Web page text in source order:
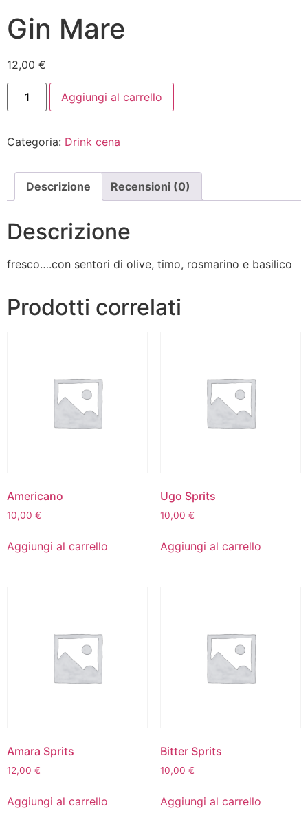
Gin Mare
12,00 €
Aggiungi al carrello
Categoria: Drink cena
Descrizione Recensioni (0)
Descrizione
fresco….con sentori di olive, timo, rosmarino e basilico
Prodotti correlati
Americano
10,00 €
Aggiungi al carrello
Ugo Sprits
10,00 €
Aggiungi al carrello
Amara Sprits
12,00 €
Aggiungi al carrello
Bitter Sprits
10,00 €
Aggiungi al carrello